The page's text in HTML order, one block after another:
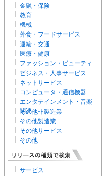
金融・保険
教育
機械
外食・フードサービス
運輸・交通
医療・健康
ファッション・ビューティ
ー
ビジネス・人事サービス
ネットサービス
コンピュータ・通信機器
エンタテインメント・音楽
関連
その他非製造業
その他製造業
その他サービス
その他
サービス